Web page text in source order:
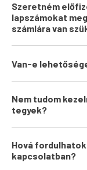
Szeretném
lapszámokat
számlára van
Van-e
Nem tudom
tegyek?
Hová
kapcsolatban?